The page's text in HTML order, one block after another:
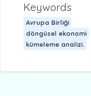
Keywords
Avrupa Birliği
döngüsel ekonomi
kümeleme analizi.